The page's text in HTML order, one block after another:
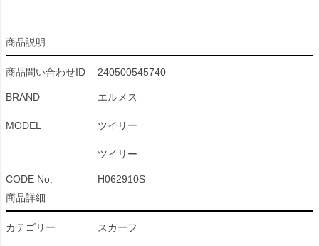
商品説明
商品問い合わせID 240500545740
BRAND エルメス
MODEL ツイリー
ツイリー
CODE No.
H062910S
商品詳細
カテゴリー スカーフ